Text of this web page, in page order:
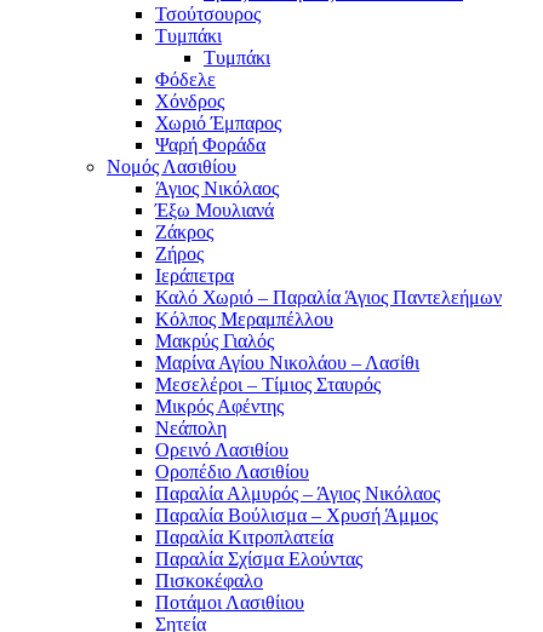
Τσούτσουρος
Τυμπάκι
Τυμπάκι
Φόδελε
Χόνδρος
Χωριό Έμπαρος
Ψαρή Φοράδα
Νομός Λασιθίου
Άγιος Νικόλαος
Έξω Μουλιανά
Ζάκρος
Ζήρος
Ιεράπετρα
Καλό Χωριό – Παραλία Άγιος Παντελεήμων
Κόλπος Μεραμπέλλου
Μακρύς Γιαλός
Μαρίνα Αγίου Νικολάου – Λασίθι
Μεσελέροι – Τίμιος Σταυρός
Μικρός Αφέντης
Νεάπολη
Ορεινό Λασιθίου
Οροπέδιο Λασιθίου
Παραλία Αλμυρός – Άγιος Νικόλαος
Παραλία Βούλισμα – Χρυσή Άμμος
Παραλία Κιτροπλατεία
Παραλία Σχίσμα Ελούντας
Πισκοκέφαλο
Ποτάμοι Λασιθίιου
Σητεία